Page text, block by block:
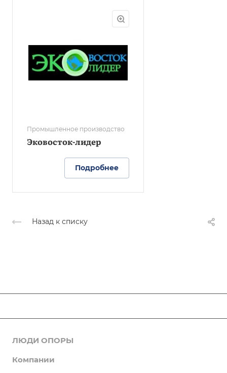
Промышленное производство
Эковосток-лидер
Подробнее
Назад к списку
ЛЮДИ ОПОРЫ
Новости
Компании